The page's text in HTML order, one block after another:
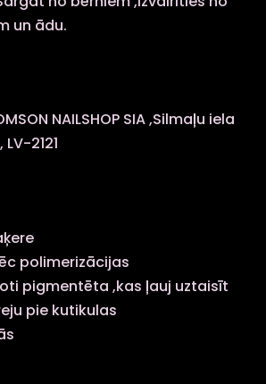
un ādu.
NAILSHOP SIA ,Silmaļu iela
LV-2121
polimerizācijas
pigmentēta ,kas ļauj uztaisīt
pie kutikulas